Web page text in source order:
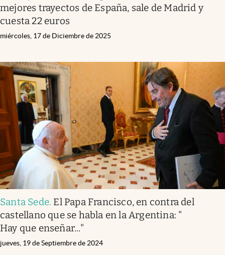
mejores trayectos de España, sale de Madrid y
cuesta 22 euros
miércoles, 17 de Diciembre de 2025
Santa Sede. El Papa Francisco, en contra del
castellano que se habla en la Argentina: "
Hay que enseñar..."
jueves, 19 de Septiembre de 2024